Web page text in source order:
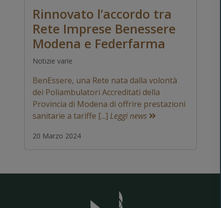
Rinnovato l’accordo tra
Rete Imprese Benessere
Modena e Federfarma
Notizie varie
BenEssere, una Rete nata dalla volontà
dei Poliambulatori Accreditati della
Provincia di Modena di offrire prestazioni
sanitarie a tariffe [...] Leggi news
20 Marzo 2024